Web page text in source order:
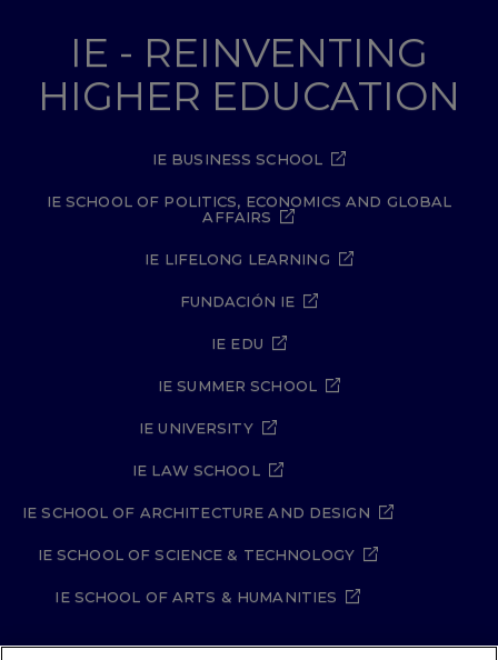
IE - REINVENTING
HIGHER EDUCATION
IE BUSINESS SCHOOL
IE SCHOOL OF POLITICS, ECONOMICS AND GLOBAL
AFFAIRS
IE LIFELONG LEARNING
FUNDACIÓN IE
IE EDU
IE SUMMER SCHOOL
IE UNIVERSITY
IE LAW SCHOOL
IE SCHOOL OF ARCHITECTURE AND DESIGN
IE SCHOOL OF SCIENCE & TECHNOLOGY
IE SCHOOL OF ARTS & HUMANITIES